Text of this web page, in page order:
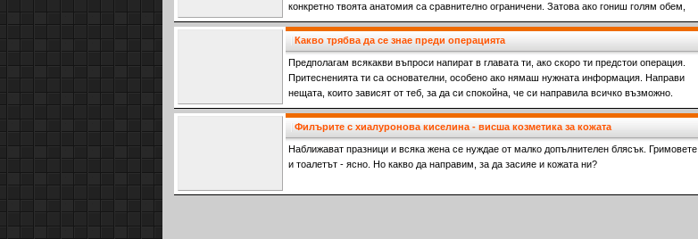
конкретно твоята анатомия са сравнително ограничени. Затова ако гониш голям обем,
бъди подготвен
Какво трябва да се знае преди операцията
Предполагам всякакви въпроси напират в главата ти, ако скоро ти предстои операция.
Притесненията ти са основателни, особено ако нямаш нужната информация. Направи
нещата, които зависят от теб, за да си спокойна, че си направила всичко възможно.
Другото - о
Филърите с хиалуронова киселина - висша козметика за кожата
Наближават празници и всяка жена се нуждае от малко допълнителен блясък. Гримовете
и тоалетът - ясно. Но какво да направим, за да засияе и кожата ни?